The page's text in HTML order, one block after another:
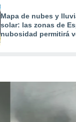
Mapa de nubes y
solar: las zonas de
nubosidad permitirá